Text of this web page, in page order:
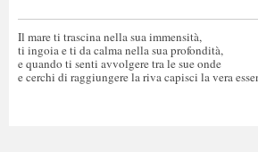
Il mare ti trascina nella sua immensità,
ti ingoia e ti da calma nella sua profondità,
e quando ti senti avvolgere tra le sue onde
e cerchi di raggiungere la riva capisci la vera